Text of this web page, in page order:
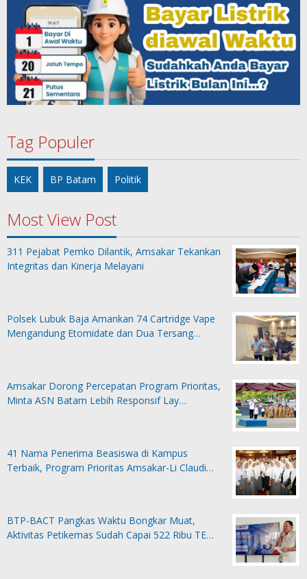
Tag Populer
KEK BP Batam Politik
Most View Post
311 Pejabat Pemko Dilantik, Amsakar Tekankan
Integritas dan Kinerja Melayani
Polsek Lubuk Baja Amankan 74 Cartridge Vape
Mengandung Etomidate dan Dua Tersang…
Amsakar Dorong Percepatan Program Prioritas,
Minta ASN Batam Lebih Responsif Lay…
41 Nama Penerima Beasiswa di Kampus
Terbaik, Program Prioritas Amsakar-Li Claudi…
BTP-BACT Pangkas Waktu Bongkar Muat,
Aktivitas Petikemas Sudah Capai 522 Ribu TE…